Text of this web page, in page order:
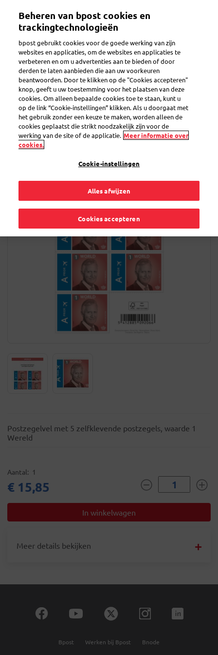
inhoud
Mijn account
Zoeken
Z.M. Koning Filip - postzegels
Wereld
Productcode SEL0000032907
Postzegelvel met 5 zelfklevende postzegels, waarde 1
Wereld
Aantal 1
€ 15,85
Meer details bekijken
Bpost Werken bij Bpost Bnode
Beheren van bpost cookies en
trackingtechnologieën
bpost gebruikt cookies voor de goede werking van zijn
websites en applicaties, om de websites en applicaties te
verbeteren en om u advertenties aan te bieden of door
derden te laten aanbieden die aan uw voorkeuren
beantwoorden. Door te klikken op de "Cookies accepteren"
knop, geeft u uw toestemming voor het plaatsen van deze
cookies. Om alleen bepaalde cookies toe te staan, kunt u
op de link “Cookie-instellingen” klikken. Als u doorgaat met
het gebruik zonder een keuze te maken, worden alleen de
cookies geplaatst die strikt noodzakelijk zijn voor de
werking van de site of de applicatie. Meer informatie over
cookies.
Cookie-instellingen
Alles afwijzen
Cookies accepteren